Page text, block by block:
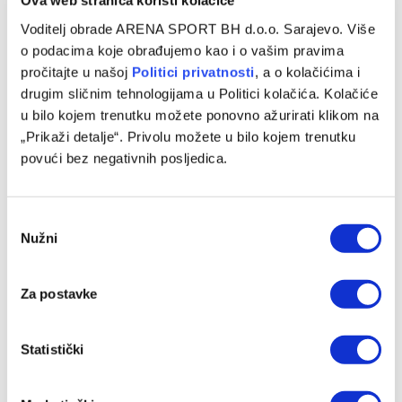
Voditelj obrade ARENA SPORT BH d.o.o. Sarajevo. Više
o podacima koje obrađujemo kao i o vašim pravima
pročitajte u našoj Politici privatnosti, a o kolačićima i
drugim sličnim tehnologijama u Politici kolačića. Kolačiće
u bilo kojem trenutku možete ponovno ažurirati klikom na
„Prikaži detalje“. Privolu možete u bilo kojem trenutku
povući bez negativnih posljedica.
Selection
Nužni
Za postavke
Statistički
Spursi prošli u narednu rundu, Celtici propustili
prvu šansu da izbace 76erse
29/04/2026
Košarkaši San Antonio Spursa plasirali su se u polufinale
Zapadne konferencije nakon pobjede u petoj utakmici prve
runde NBA play-offa…